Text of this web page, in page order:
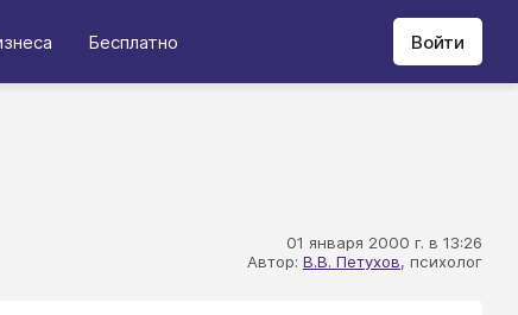
Бесплатно Войти
01 января 2000 г. в 13:26
Автор: В.В. Петухов, психолог